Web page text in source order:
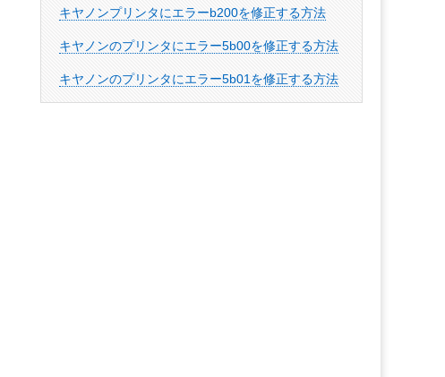
キヤノンプリンタにエラーb200を修正する方法
キヤノンのプリンタにエラー5b00を修正する方法
キヤノンのプリンタにエラー5b01を修正する方法